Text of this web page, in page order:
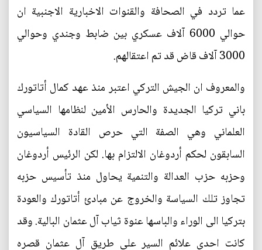
عما تردد في الصحافة والقنوات الاخبارية الاجنبية ان
حوالي 6000 آلاف عسكري بين ضابط وجندي وحوالي
3000 آلاف قاض قد تم اعتقالهم.
والمعروف ان الجيش التركي اعتبر منذ عهد كمال أتاتورك
باني تركيا الجديدة والحارس الأمين لنظامها السياسي
العلماني وهي الصفة التي حرص القادة السياسيون
السابقون لحكم أردوغان الالتزام بها. لكن الرئيس أردوغان
وحزبه حزب العدالة والتنمية يحاول منذ تأسيس حزبه
تجاوز تلك السياسة والخروج عن مبادئ أتاتورك والعودة
بتركيا الى الوراء والباسها عنوة ثياب آل عثمان البالية. وقد
كانت احدى علائم السير على طريق آل عثمان قصره